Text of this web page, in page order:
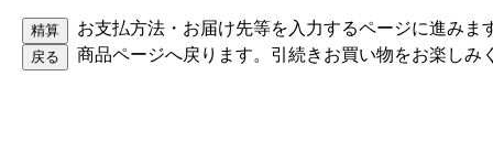
お支払方法・お届け先等を入力するページに進みま
商品ページへ戻ります。引続きお買い物をお楽しみ